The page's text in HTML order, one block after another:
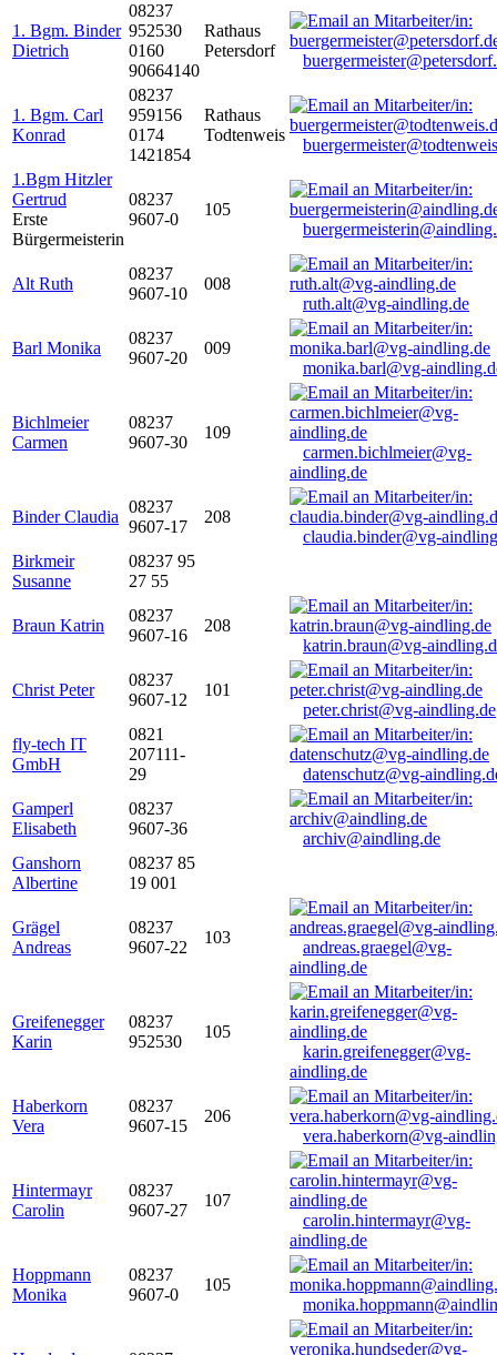
1. Bgm. Binder
Dietrich
08237
952530
0160
90664140
Rathaus
Petersdorf
1. Bgm. Carl
Konrad
08237
959156
0174
1421854
Rathaus
Todtenweis
1.Bgm Hitzler
Gertrud
Erste
Bürgermeisterin
08237
9607-0
105
Alt Ruth
08237
9607-10
008
ruth.alt@vg-aindling.de
Barl Monika
08237
9607-20
009
monika.barl@vg-
Bichlmeier
Carmen
08237
9607-30
109
carmen.bichlmeier@vg-
aindling.de
Binder Claudia
08237
9607-17
208
claudia.binder@vg-
Birkmeir
Susanne
08237 95
27 55
Braun Katrin
08237
9607-16
208
katrin.braun@vg-
Christ Peter
08237
9607-12
101
peter.christ@vg-aindling.de
fly-tech IT
GmbH
0821
207111-
29
datenschutz@vg-
Gamperl
Elisabeth
08237
9607-36
archiv@aindling.de
Ganshorn
Albertine
08237 85
19 001
Grägel
Andreas
08237
9607-22
103
andreas.graegel@vg-
aindling.de
Greifenegger
Karin
08237
952530
105
karin.greifenegger@vg-
aindling.de
Haberkorn
Vera
08237
9607-15
206
vera.haberkorn@vg-
Hintermayr
Carolin
08237
9607-27
107
carolin.hintermayr@vg-
aindling.de
Hoppmann
Monika
08237
9607-0
105